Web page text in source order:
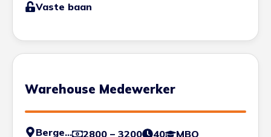
Vaste baan
Warehouse Medewerker
Bergen op Zoom 2800 – 3200 40
MBO